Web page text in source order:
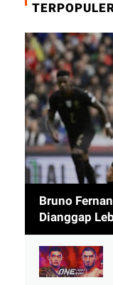
Bruno
Dianggap
Ronaldo